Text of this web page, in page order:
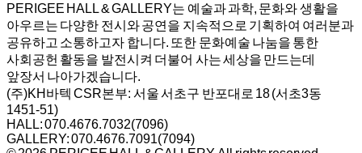
PERIGEE HALL & GALLERY는 예술과 과학, 문화와 생활을
아우르는 다양한 전시와 공연을 지속적으로 기획하여 여러분과
공유하고 소통하고자 합니다. 또한 문화예술 나눔을 통한
사회공헌 활동을 발전시켜 더불어 사는 세상을 만드는데
앞장서 나아가겠습니다.
(주)KH바텍 CSR본부: 서울 서초구 반포대로 18 (서초3동
1451-51)
HALL: 070.4676.7032(7096)
GALLERY: 070.4676.7091(7094)